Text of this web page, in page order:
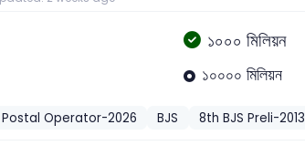
১০০০ মিলিয়ন
১০০০০ মিলিয়ন
Operator-2026 BJS 8th BJS Preli-2013